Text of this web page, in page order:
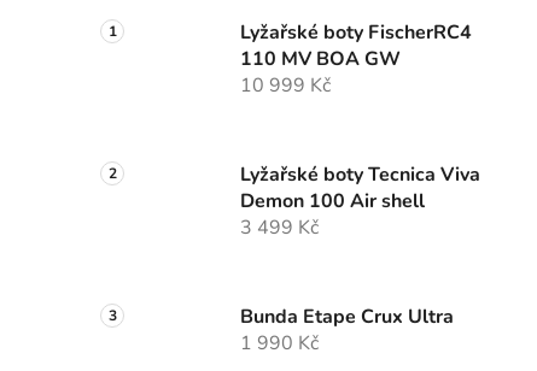
Lyžařské boty FischerRC4
110 MV BOA GW
10 999 Kč
Lyžařské boty Tecnica Viva
Demon 100 Air shell
3 499 Kč
Bunda Etape Crux Ultra
1 990 Kč